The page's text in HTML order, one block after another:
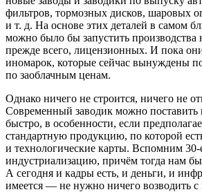
фильтров, тормозных дисков, шаровых
и т. д. На основе этих деталей в самом
можно было бы запустить производства
прежде всего, лицензионных. И пока
иномарок, которые сейчас вынуждены
по заоблачным ценам.
Однако ничего не строится, ничего не
Современный заводик можно поставить
быстро, в особенности, если
стандартную продукцию, по которой
и технологические карты. Вспомним
индустриализацию, причём тогда нам
А сегодня и кадры есть, и деньги, и
имеется — не нужно ничего возводить с